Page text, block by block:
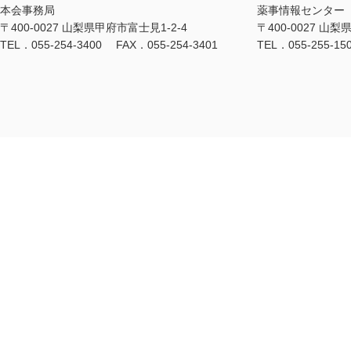
本会事務局
〒400-0027 山梨県甲府市富士見1-2-4
TEL．055-254-3400 FAX．055-254-3401
薬事情報センター
〒400-0027 山梨
TEL．055-255-